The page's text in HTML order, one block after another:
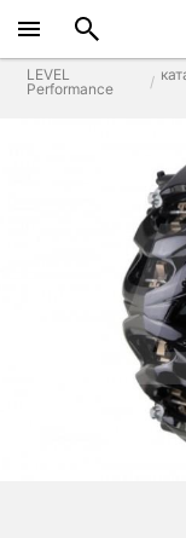
LEVEL
Performance